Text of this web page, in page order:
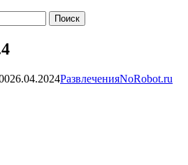
26.04.2024РазвлеченияNoRobot.ru